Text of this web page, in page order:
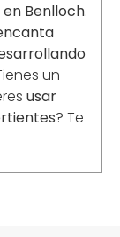
Benlloch.
un
usar
? Te